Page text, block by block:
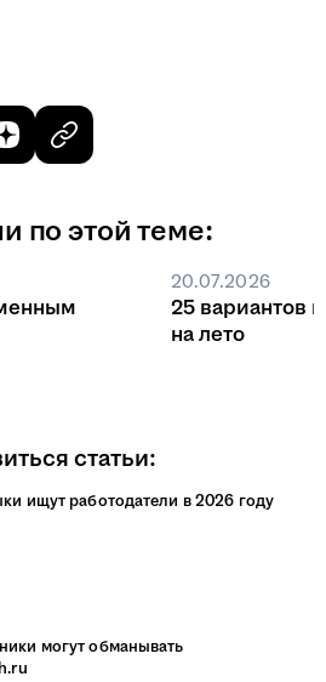
по этой теме:
20.07.2026
25 вариантов
на лето
статьи:
ищут работодатели в 2026 году
могут обманывать